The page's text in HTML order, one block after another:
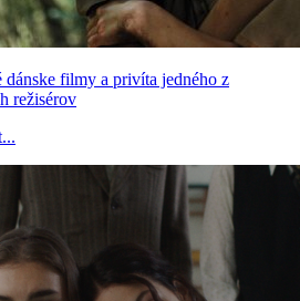
filmy a privíta jedného z
režisérov